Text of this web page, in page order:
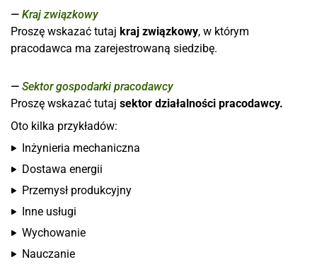
Kraj związkowy
Proszę wskazać tutaj kraj związkowy, w którym
pracodawca ma zarejestrowaną siedzibę.
Sektor gospodarki pracodawcy
Proszę wskazać tutaj sektor działalności pracodawcy.
Oto kilka przykładów:
Inżynieria mechaniczna
Dostawa energii
Przemysł produkcyjny
Inne usługi
Wychowanie
Nauczanie